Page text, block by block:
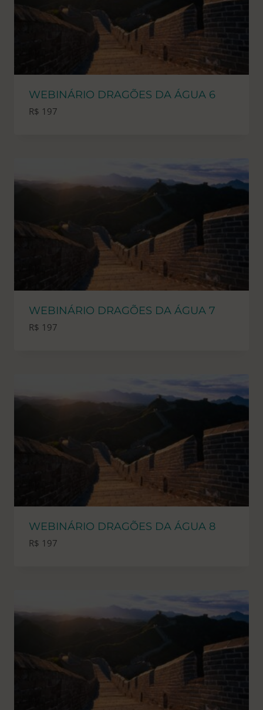
WEBINÁRIO DRAGÕES DA ÁGUA 6
R$ 197
WEBINÁRIO DRAGÕES DA ÁGUA 7
R$ 197
WEBINÁRIO DRAGÕES DA ÁGUA 8
R$ 197